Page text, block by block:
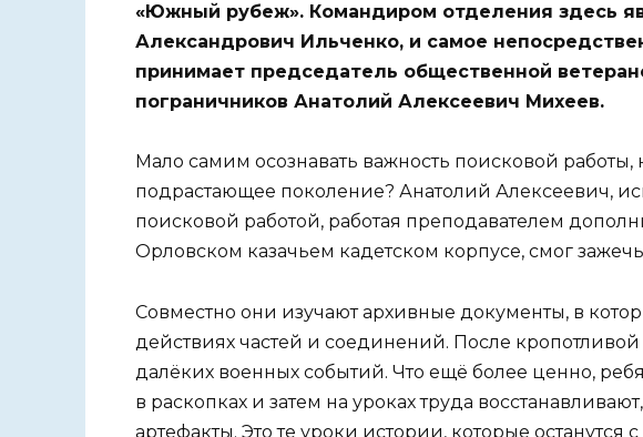
«Южный рубеж». Командиром отделения здесь
Александрович Ильченко, и самое
принимает председатель общественной
пограничников Анатолий Алексеевич Михеев.
Мало самим осознавать важность поисковой работы,
подрастающее поколение? Анатолий Алексеевич,
поисковой работой, работая преподавателем
Орловском казачьем кадетском корпусе, смог зажечь
Совместно они изучают архивные документы, в
действиях частей и соединений. После
далёких военных событий. Что ещё более ценно,
в раскопках и затем на уроках труда
артефакты. Это те уроки истории, которые останутся